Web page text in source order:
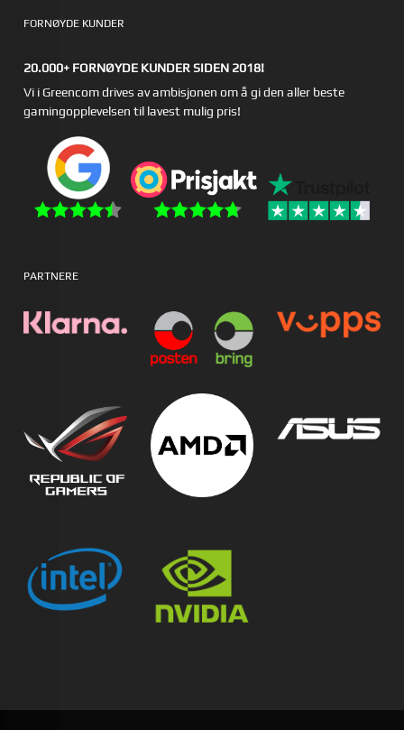
FORNØYDE KUNDER
20.000+ FORNØYDE KUNDER SIDEN 2018!
Vi i Greencom drives av ambisjonen om å gi den aller beste
gamingopplevelsen til lavest mulig pris!
PARTNERE